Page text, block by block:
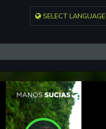
SELECT LANGUAGE